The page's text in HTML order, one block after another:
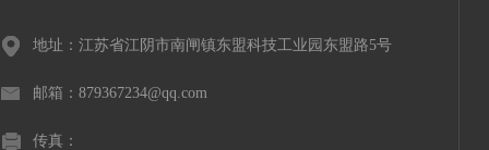
地址：江苏省江阴市南闸镇东盟科技工业园东盟路5号
邮箱：879367234@qq.com
传真：